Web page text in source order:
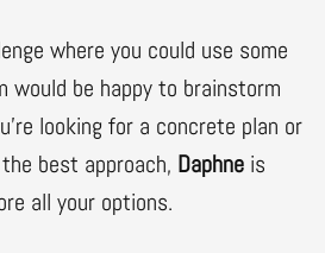
where you could use some
would be happy to brainstorm
looking for a concrete plan or
best approach, Daphne is
all your options.